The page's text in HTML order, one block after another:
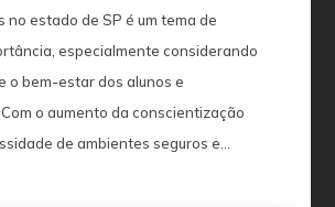
no estado de SP é um tema de
especialmente considerando
o bem-estar dos alunos e
o aumento da conscientização
de ambientes seguros e...